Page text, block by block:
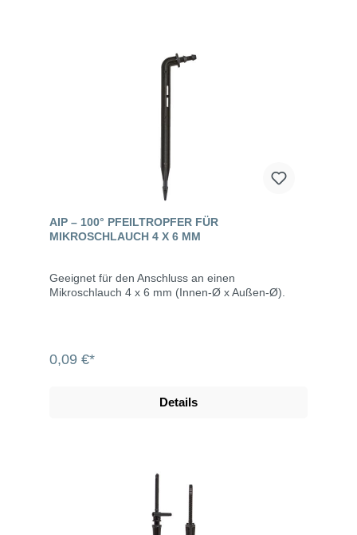
AIP – 100° PFEILTROPFER FÜR
MIKROSCHLAUCH 4 X 6 MM
Geeignet für den Anschluss an einen
Mikroschlauch 4 x 6 mm (Innen-Ø x Außen-Ø).
0,09 €*
Details